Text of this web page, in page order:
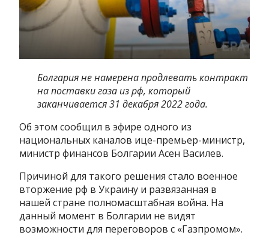
Болгария не намерена продлевать контракт
на поставки газа из рф, который
заканчивается 31 декабря 2022 года.
Об этом сообщил в эфире одного из
национальных каналов ице-премьер-министр,
министр финансов Болгарии Асен Василев.
Причиной для такого решения стало военное
вторжение рф в Украину и развязанная в
нашей стране полномасштабная война. На
данный момент в Болгарии не видят
возможности для переговоров с «Газпромом».